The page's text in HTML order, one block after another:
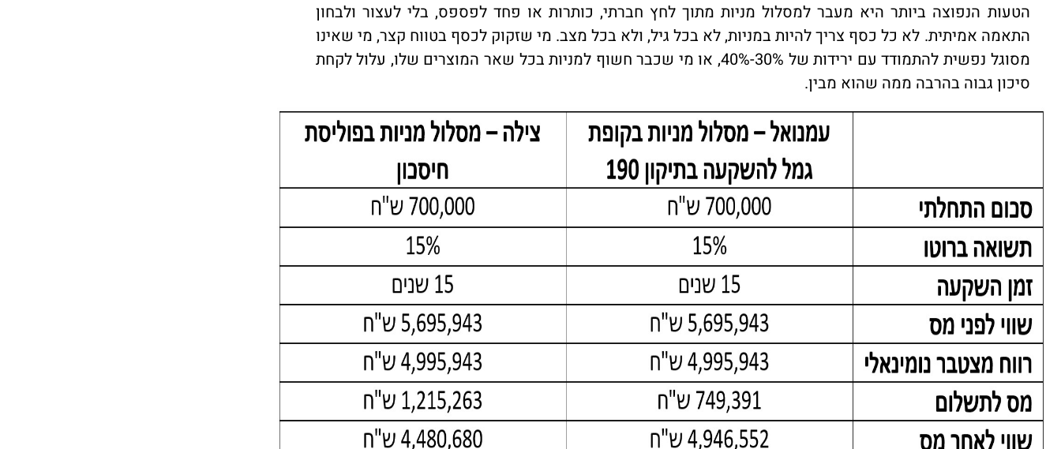
הטעות הנפוצה ביותר היא מעבר למסלול מניות מתוך לחץ חברתי, כותרות או פחד לפספס, בלי לעצור ולבחון
התאמה אמיתית. לא כל כסף צריך להיות במניות, לא בכל גיל, ולא בכל מצב. מי שזקוק לכסף בטווח קצר, מי שאינו
מסוגל נפשית להתמודד עם ירידות של 30%-40%, או מי שכבר חשוף למניות בכל שאר המוצרים שלו, עלול לקחת
סיכון גבוה בהרבה ממה שהוא מבין.